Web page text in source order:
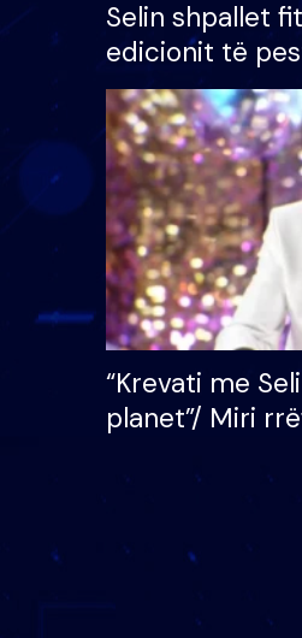
Selin shpallet
edicionit të
Brother VIP,
çmimin e
mijë eurosh
“Krevati me
planet”/ Miri
mungojë zilja